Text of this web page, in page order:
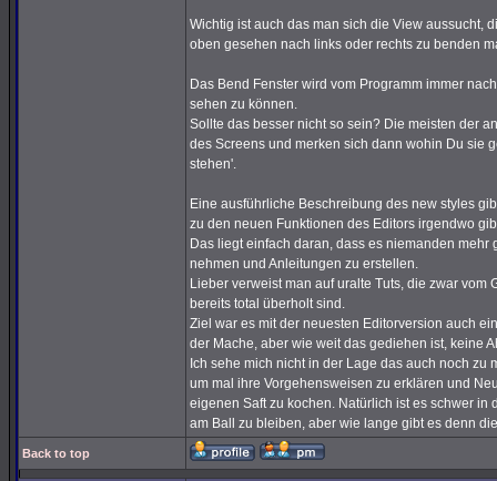
Wichtig ist auch das man sich die View aussucht,
oben gesehen nach links oder rechts zu benden
Das Bend Fenster wird vom Programm immer
sehen zu können.
Sollte das besser nicht so sein? Die meisten der
des Screens und merken sich dann wohin Du sie
stehen'.
Eine ausführliche Beschreibung des new styles
zu den neuen Funktionen des Editors irgendwo
Das liegt einfach daran, dass es niemanden
nehmen und Anleitungen zu erstellen.
Lieber verweist man auf uralte Tuts, die zwar vom
bereits total überholt sind.
Ziel war es mit der neuesten Editorversion auch
der Mache, aber wie weit das gediehen ist, keine
Ich sehe mich nicht in der Lage das auch noch
um mal ihre Vorgehensweisen zu erklären und
eigenen Saft zu kochen. Natürlich ist es schwer
am Ball zu bleiben, aber wie lange gibt es denn
Back to top